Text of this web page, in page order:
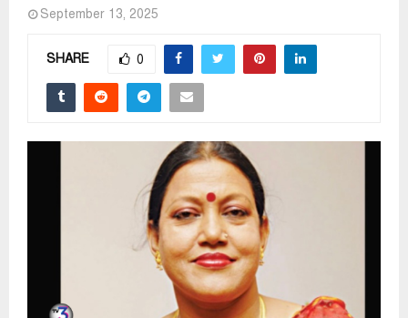
September 13, 2025
SHARE 0